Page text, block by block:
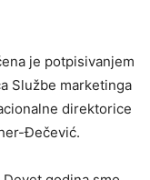
je potpisivanjem
Službe marketinga
direktorice
Đečević.